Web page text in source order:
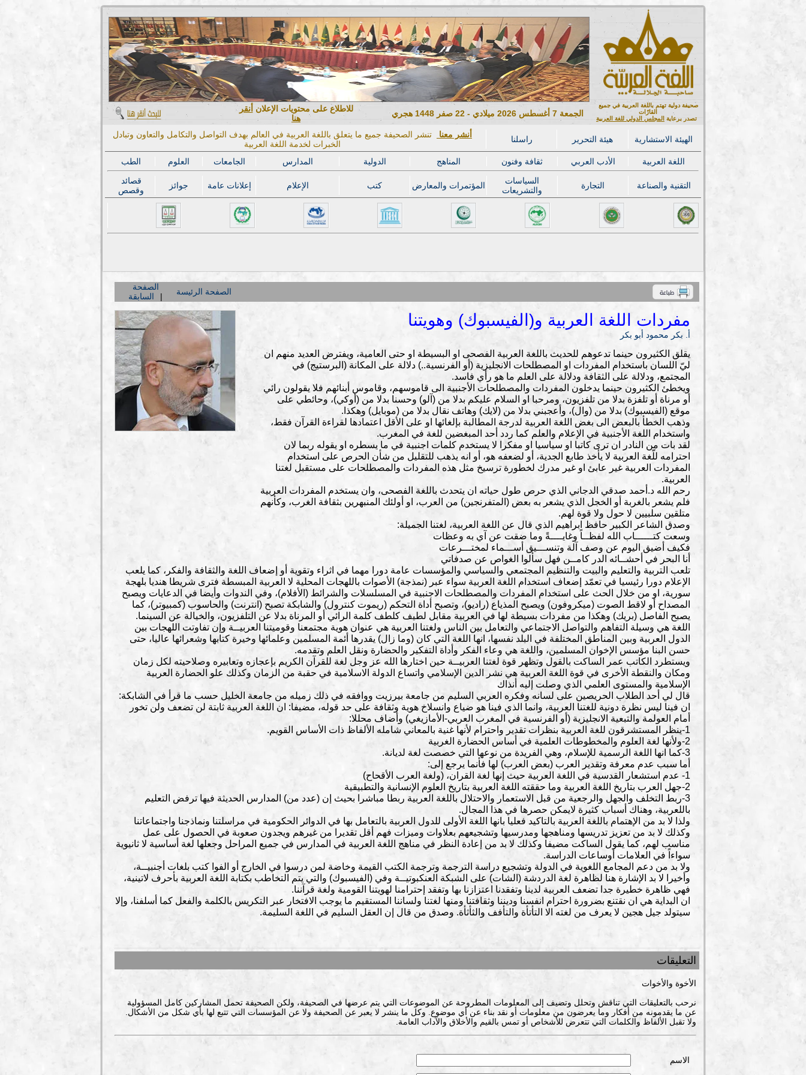
للاطلاع على محتويات الإعلان أنقر
هنا
صحيفة دولية تهتم باللغة العربية في جميع
القارّات
تصدر برعاية
المجلس الدولي للغة العربية
أنشر معنا
تنشر الصحيفة جميع ما يتعلق باللغة العربية في العالم بهدف التواصل والتكامل والتعاون وتبادل
الخبرات لخدمة اللغة العربية
راسلنا هيئة التحرير الهيئة الاستشارية
الطب العلوم الجامعات المدارس الدولية المناهج ثقافة وفنون الأدب العربي
اللغة العربية
قصائد
وقصص
جوائز إعلانات عامة الإعلام كتب المؤتمرات والمعارض
السياسات
والتشريعات
التجارة التقنية والصناعة
الصفحة
السابقة
الصفحة الرئيسة
مفردات اللغة العربية و(الفيسبوك) وهويتنا
أ. بكر محمود أبو بكر
يقلق الكثيرون حينما تدعوهم للحديث باللغة العربية الفصحى او البسيطة او حتى العامية، ويفترض العديد منهم ان
ليّ اللسان باستخدام المفردات او المصطلحات الانجليزية (أو الفرنسية..) دلالة على المكانة (البرستيج) في
المجتمع، ودلالة على الثقافة ودلالة على العلم ما هو رأي فاسد.
ويخطئ الكثيرون حينما يدخلون المفردات والمصطلحات الأجنبية الى قاموسهم، وقاموس أبنائهم فلا يقولون رائي
أو مرناة أو تلفزة بدلا من تلفزيون، ومرحبا او السلام عليكم بدلا من (آلو) وحسنا بدلا من (أوكي)، وحائطي على
موقع (الفيسبوك) بدلا من (وال)، وأعجبني بدلا من (لايك) وهاتف نقال بدلا من (موبايل) وهكذا.
وذهب الخطأ بالبعض الى بغض اللغة العربية لدرجة المطالبة بإلغائها او على الأقل اعتمادها لقراءة القرآن فقط،
واستخدام اللغة الأجنبية في الإعلام والعلم كما ردد أحد المبغضين للغة في المغرب.
لقد بات من النادر ان ترى كاتبا او سياسيا او مفكرا لا يستخدم كلمات اجنبية في ما يسطره او يقوله ربما لان
احترامه للّغة العربية لا يأخذ طابع الجدية، أو لضعفه هو، أو انه يذهب للتقليل من شأن الحرص على استخدام
المفردات العربية غير عابئ او غير مدرك لخطورة ترسيخ مثل هذه المفردات والمصطلحات على مستقبل لغتنا
العربية.
رحم الله د.أحمد صدقي الدجاني الذي حرص طول حياته ان يتحدث باللغة الفصحى، وان يستخدم المفردات العربية
فلم يشعر بالغربة أو الخجل الذي يشعر به بعض (المتفرنجين) من العرب، او أولئك المنبهرين بثقافة الغرب، وكأنهم
متلقين سلبيين لا حول ولا قوة لهم.
وصدق الشاعر الكبير حافظ ابراهيم الذي قال عن اللغة العربية، لغتنا الجميلة:
وسعت كتــــــاب الله لفظــاً وغايــــةً وما ضقت عن آي به وعظات
فكيف أضيق اليوم عن وصف آلة وتنســـيق أســـماء لمختـــرعات
أنا البحر في أحشــائه الدر كامــن فهل سألوا الغواص عن صدفاتي
تلعب التربية والتعليم والبيت والتنظيم المجتمعي والسياسي والمؤسسات عامة دورا مهما في اثراء وتقوية أو إضعاف اللغة والثقافة والفكر، كما يلعب
الإعلام دورا رئيسيا في تعمّد إضعاف استخدام اللغة العربية سواء عبر (نمذجة) الأصوات باللهجات المحلية لا العربية المبسطة فترى شريطا هنديا بلهجة
سورية، او من خلال الحث على استخدام المفردات والمصطلحات الاجنبية في المسلسلات والشرائط (الأفلام)، وفي الندوات وأيضا في الدعايات ويصبح
المصداح أو لاقط الصوت (ميكروفون) ويصبح المذياع (راديو)، وتصبح أداة التحكم (ريموت كنترول) والشابكة تصبح (انترنت) والحاسوب (كمبيوتر)، كما
يصبح الفاصل (بريك) وهكذا من مفردات بسيطة لها في العربية مقابل لطيف كلطف كلمة الرائي أو المرناة بدلا عن التلفزيون، والخيالة عن السينما.
اللغة هي وسيلة التفاهم والتواصل الاجتماعي والتعامل بين الناس ولغتنا العربية هي عنوان هوية مجتمعنا وقوميتنا العربيــة وإن تفاوتت اللهجات بين
الدول العربية وبين المناطق المختلفة في البلد نفسها، انها اللغة التي كان (وما زال) يقدرها أئمة المسلمين وعلمائها وخيرة كتابها وشعرائها عاليا، حتى
حسن البنا مؤسس الإخوان المسلمين، واللغة هي وعاء الفكر وأداة التفكير والحضارة ونقل العلم وتقدمه.
ويستطرد الكاتب عمر الساكت بالقول وتظهر قوة لغتنا العربيــة حين اختارها الله عز وجل لغة للقرآن الكريم بإعجازه وتعابيره وصلاحيته لكل زمان
ومكان والنقطة الأخرى في قوة اللغة العربية هي نشر الدين الإسلامي واتساع الدولة الاسلامية في حقبة من الزمان وكذلك علو الحضارة العربية
الإسلامية والمستوى العلمي الذي وصلت إليه أنذاك
قال لي أحد الطلاب الحريصين على لسانه وفكره العربي السليم من جامعة بيرزيت ووافقه في ذلك زميله من جامعة الخليل حسب ما قرأ في الشابكة:
ان فينا ليس نظرة دونية للغتنا العربية، وانما الذي فينا هو ضياع وانسلاخ هوية وثقافة على حد قوله، مضيفا: ان اللغة العربية ثابتة لن تضعف ولن تخور
أمام العولمة والتبعية الانجليزية (أو الفرنسية في المغرب العربي-الأمازيغي) وأضاف محللا:
1-ينظر المستشرقون للغة العربية بنظرات تقدير واحترام لأنها غنية بالمعاني شامله الألفاظ ذات الأساس القويم.
2-ولأنها لغة العلوم والمخطوطات العلمية في أساس الحضارة الغربية
3-كما انها اللغة الرسمية للإسلام، وهي الفريدة من نوعها التي خصصت لغة لديانة.
أما سبب عدم معرفة وتقدير العرب (بعض العرب) لها فأنما يرجع إلى:
1- عدم استشعار القدسية في اللغة العربية حيث إنها لغة القران، (ولغة العرب الأقحاح)
2-جهل العرب بتاريخ اللغة العربية وما حققته اللغة العربية بتاريخ العلوم الإنسانية والتطبيقية
3-ربط التخلف والجهل والرجعية من قبل الاستعمار والاحتلال باللغة العربية ربطا مباشرا بحيث إن (عدد من) المدارس الحديثة فيها ترفض التعليم
باللعربية، وهناك أسباب كثيرة لايمكن حصرها في هذا المجال.
ولذا لا بد من الإهتمام باللغة العربية بالتاكيد فعليا بانها اللغة الأولى للدول العربية بالتعامل بها في الدوائر الحكومية في مراسلتنا ونماذجنا واجتماعاتنا
وكذلك لا بد من تعزيز تدريسها ومناهجها ومدرسيها وتشجيعهم بعلاوات وميزات فهم أقل تقديرا من غيرهم ويجدون صعوبة في الحصول على عمل
مناسب لهم، كما يقول الساكت مضيفا وكذلك لا بد من إعادة النظر في مناهج اللغة العربية في المدارس في جميع المراحل وجعلها لغة أساسية لا ثانيوية
سواءاً في العلامات أوساعات الدراسة.
ولا بد من دعم المجامع اللغوية في الدولة وتشجيع دراسة الترجمة وترجمة الكتب القيمة وخاضة لمن درسوا في الخارج أو الفوا كتب بلغات أجنبيــة،
وأخيرا لا بد الإشارة هنا لظاهرة لغة الدردشة (الشات) على الشبكة العنكبوتيــة وفي (الفيسبوك) والتي يتم التخاطب بكتابة اللغة العربية بأحرف لاتينية،
فهي ظاهرة خطيرة جدا تضعف العربية لدينا وتفقدنا اعتزازنا بها وتفقد إحترامنا لهويتنا القومية ولغة قرآننا.
ان البداية هي ان نقتنع بضرورة احترام انفسنا وديننا وثقافتنا ومنها لغتنا ولساننا المستقيم ما يوجب الافتخار عبر التكريس بالكلمة والفعل كما أسلفنا، وإلا
سيتولد جيل هجين لا يعرف من لغته الا التأتأة والتأفف والثأثأة. وصدق من قال إن العقل السليم في اللغة السليمة.
التعليقات
الأخوة والأخوات
نرحب بالتعليقات التي تناقش وتحلل وتضيف إلى المعلومات المطروحة عن الموضوعات التي يتم عرضها في الصحيفة، ولكن الصحيفة تحمل المشاركين كامل المسؤولية
عن ما يقدمونه من أفكار وما يعرضون من معلومات أو نقد بناء عن أي موضوع. وكل ما ينشر لا يعبر عن الصحيفة ولا عن المؤسسات التي تتبع لها بأي شكل من الأشكال.
ولا تقبل الألفاظ والكلمات التي تتعرض للأشخاص أو تمس بالقيم والأخلاق والآداب العامة.
الاسم